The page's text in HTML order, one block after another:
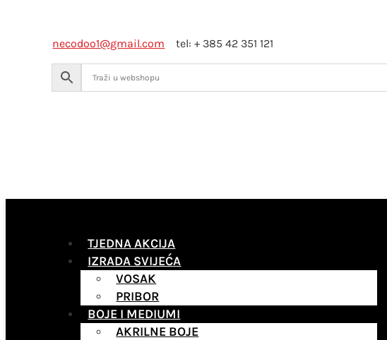
necodoo1@gmail.com tel: + 385 42 351 121
TJEDNA AKCIJA
IZRADA SVIJEĆA
VOSAK
PRIBOR
BOJE I MEDIUMI
AKRILNE BOJE